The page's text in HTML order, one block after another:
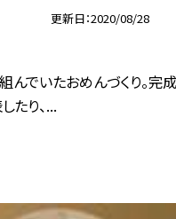
更新日 2020/08/28
んでいたおめんづくり。完
たり、...